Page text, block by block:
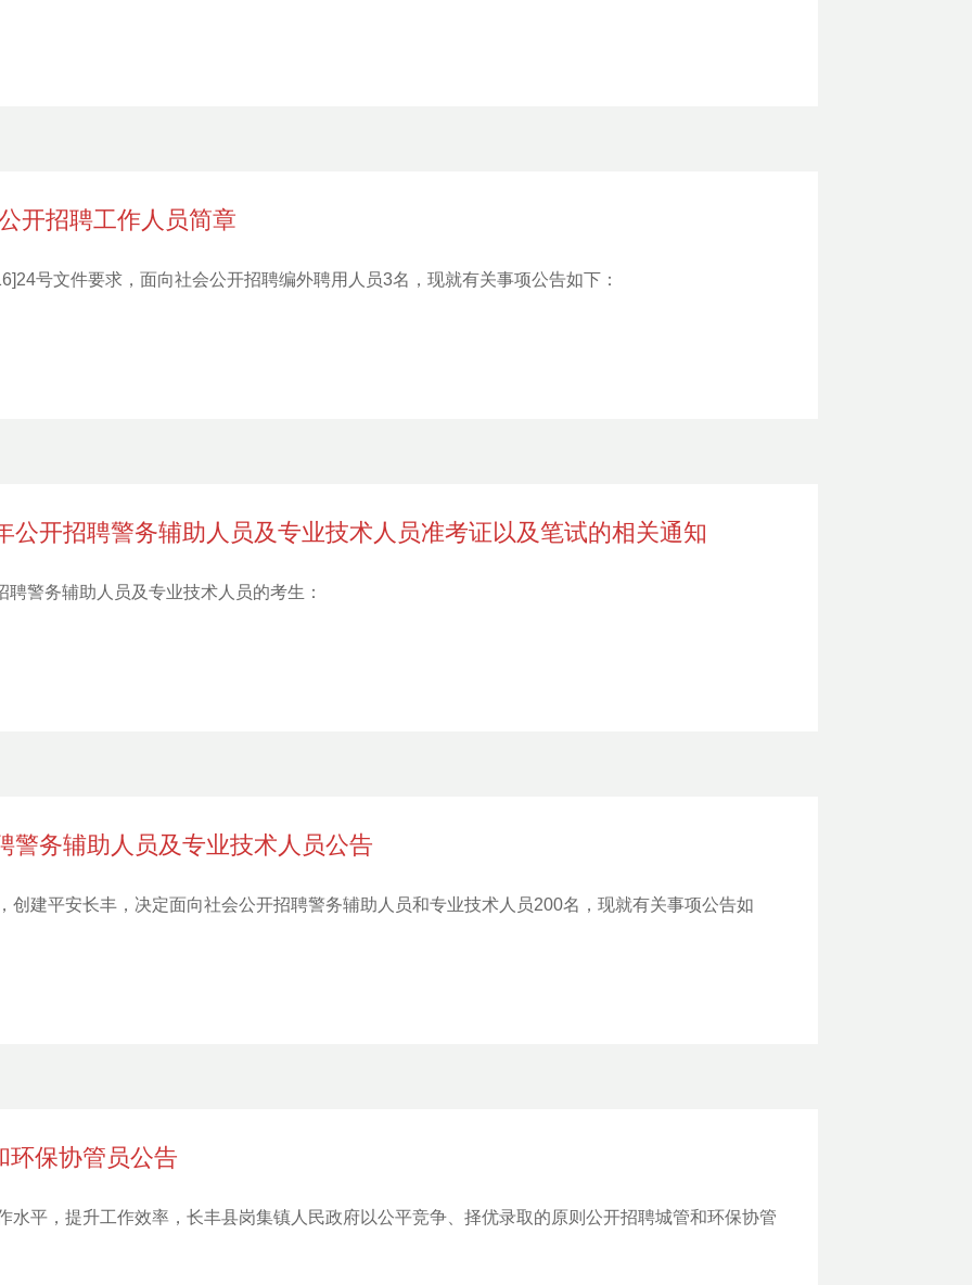
开招聘工作人员简章
号文件要求，面向社会公开招聘编外聘用人员3名，现就有关事项公告如下：
公开招聘警务辅助人员及专业技术人员准考证以及笔试的相关通知
警务辅助人员及专业技术人员的考生：
警务辅助人员及专业技术人员公告
创建平安长丰，决定面向社会公开招聘警务辅助人员和专业技术人员200名，现就有关事项公告如
环保协管员公告
水平，提升工作效率，长丰县岗集镇人民政府以公平竞争、择优录取的原则公开招聘城管和环保协管